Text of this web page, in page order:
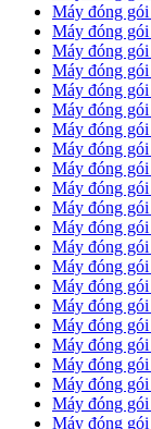
Máy đóng
Máy đóng
Máy đóng
Máy đóng
Máy đóng
Máy đóng
Máy đóng
Máy đóng
Máy đóng
Máy đóng
Máy đóng
Máy đóng
Máy đóng
Máy đóng
Máy đóng
Máy đóng
Máy đóng
Máy đóng
Máy đóng
Máy đóng
Máy đóng
Máy đóng